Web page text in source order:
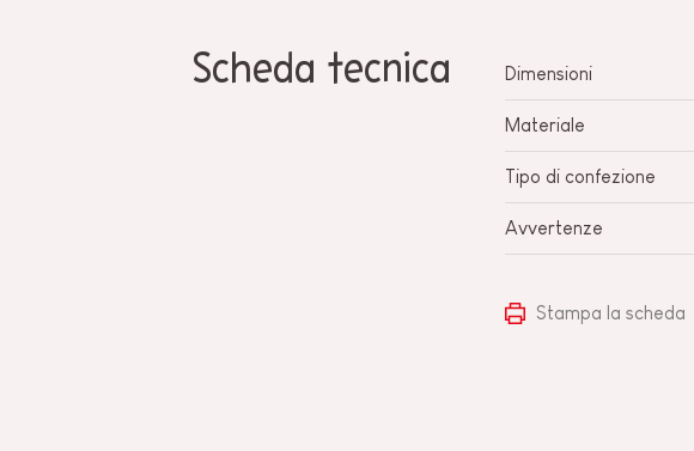
Scheda tecnica Dimensioni
Materiale
Tipo di confezione
Avvertenze
Stampa la scheda